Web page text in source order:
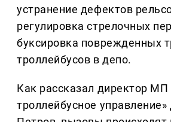
устранение дефектов
регулировка стрелочных
буксировка поврежденных
троллейбусов в депо.
Как рассказал директор МП
троллейбусное